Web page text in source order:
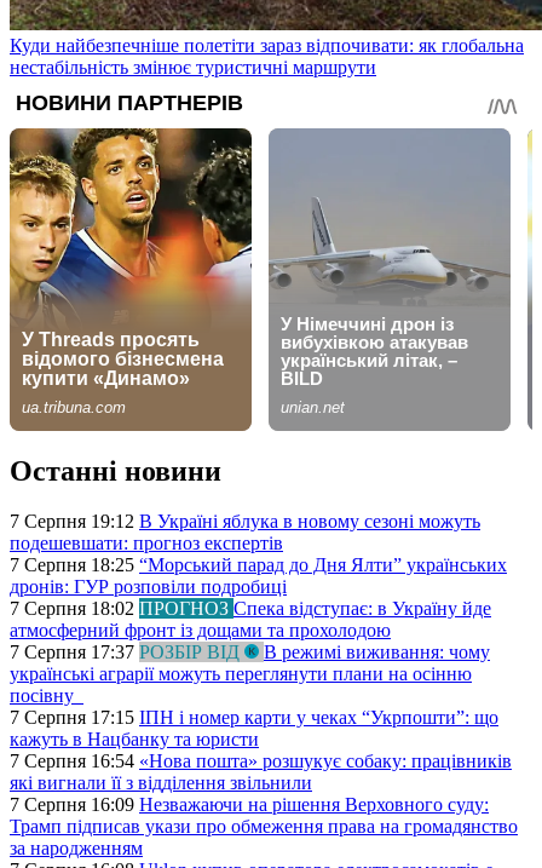
Куди найбезпечніше полетіти зараз відпочивати: як глобальна
нестабільність змінює туристичні маршрути
Останні новини
7 Серпня 19:12 В Україні яблука в новому сезоні можуть
подешевшати: прогноз експертів
7 Серпня 18:25 “Морський парад до Дня Ялти” українських
дронів: ГУР розповіли подробиці
7 Серпня 18:02 ПРОГНОЗ Спека відступає: в Україну йде
атмосферний фронт із дощами та прохолодою
7 Серпня 17:37 РОЗБІР ВІД
В режимі виживання: чому
українські аграрії можуть переглянути плани на осінню
посівну
7 Серпня 17:15 ІПН і номер карти у чеках “Укрпошти”: що
кажуть в Нацбанку та юристи
7 Серпня 16:54 «Нова пошта» розшукує собаку: працівників
які вигнали її з відділення звільнили
7 Серпня 16:09 Незважаючи на рішення Верховного суду:
Трамп підписав укази про обмеження права на громадянство
за народженням